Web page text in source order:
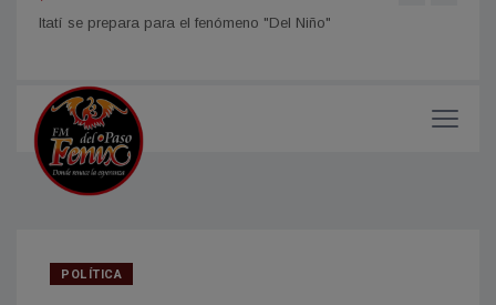
Itatí se prepara para el fenómeno "Del Niño"
POLÍTICA